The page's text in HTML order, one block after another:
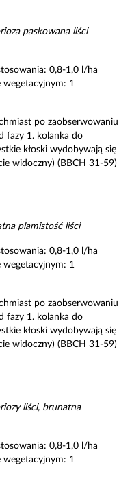
paskowana liści
0,8-1,0 l/ha
wegetacyjnym: 1
po zaobserwowaniu
fazy 1. kolanka do
kłoski wydobywają się
widoczny) (BBCH 31-59)
plamistość liści
0,8-1,0 l/ha
wegetacyjnym: 1
po zaobserwowaniu
fazy 1. kolanka do
kłoski wydobywają się
widoczny) (BBCH 31-59)
liści, brunatna
0,8-1,0 l/ha
wegetacyjnym: 1